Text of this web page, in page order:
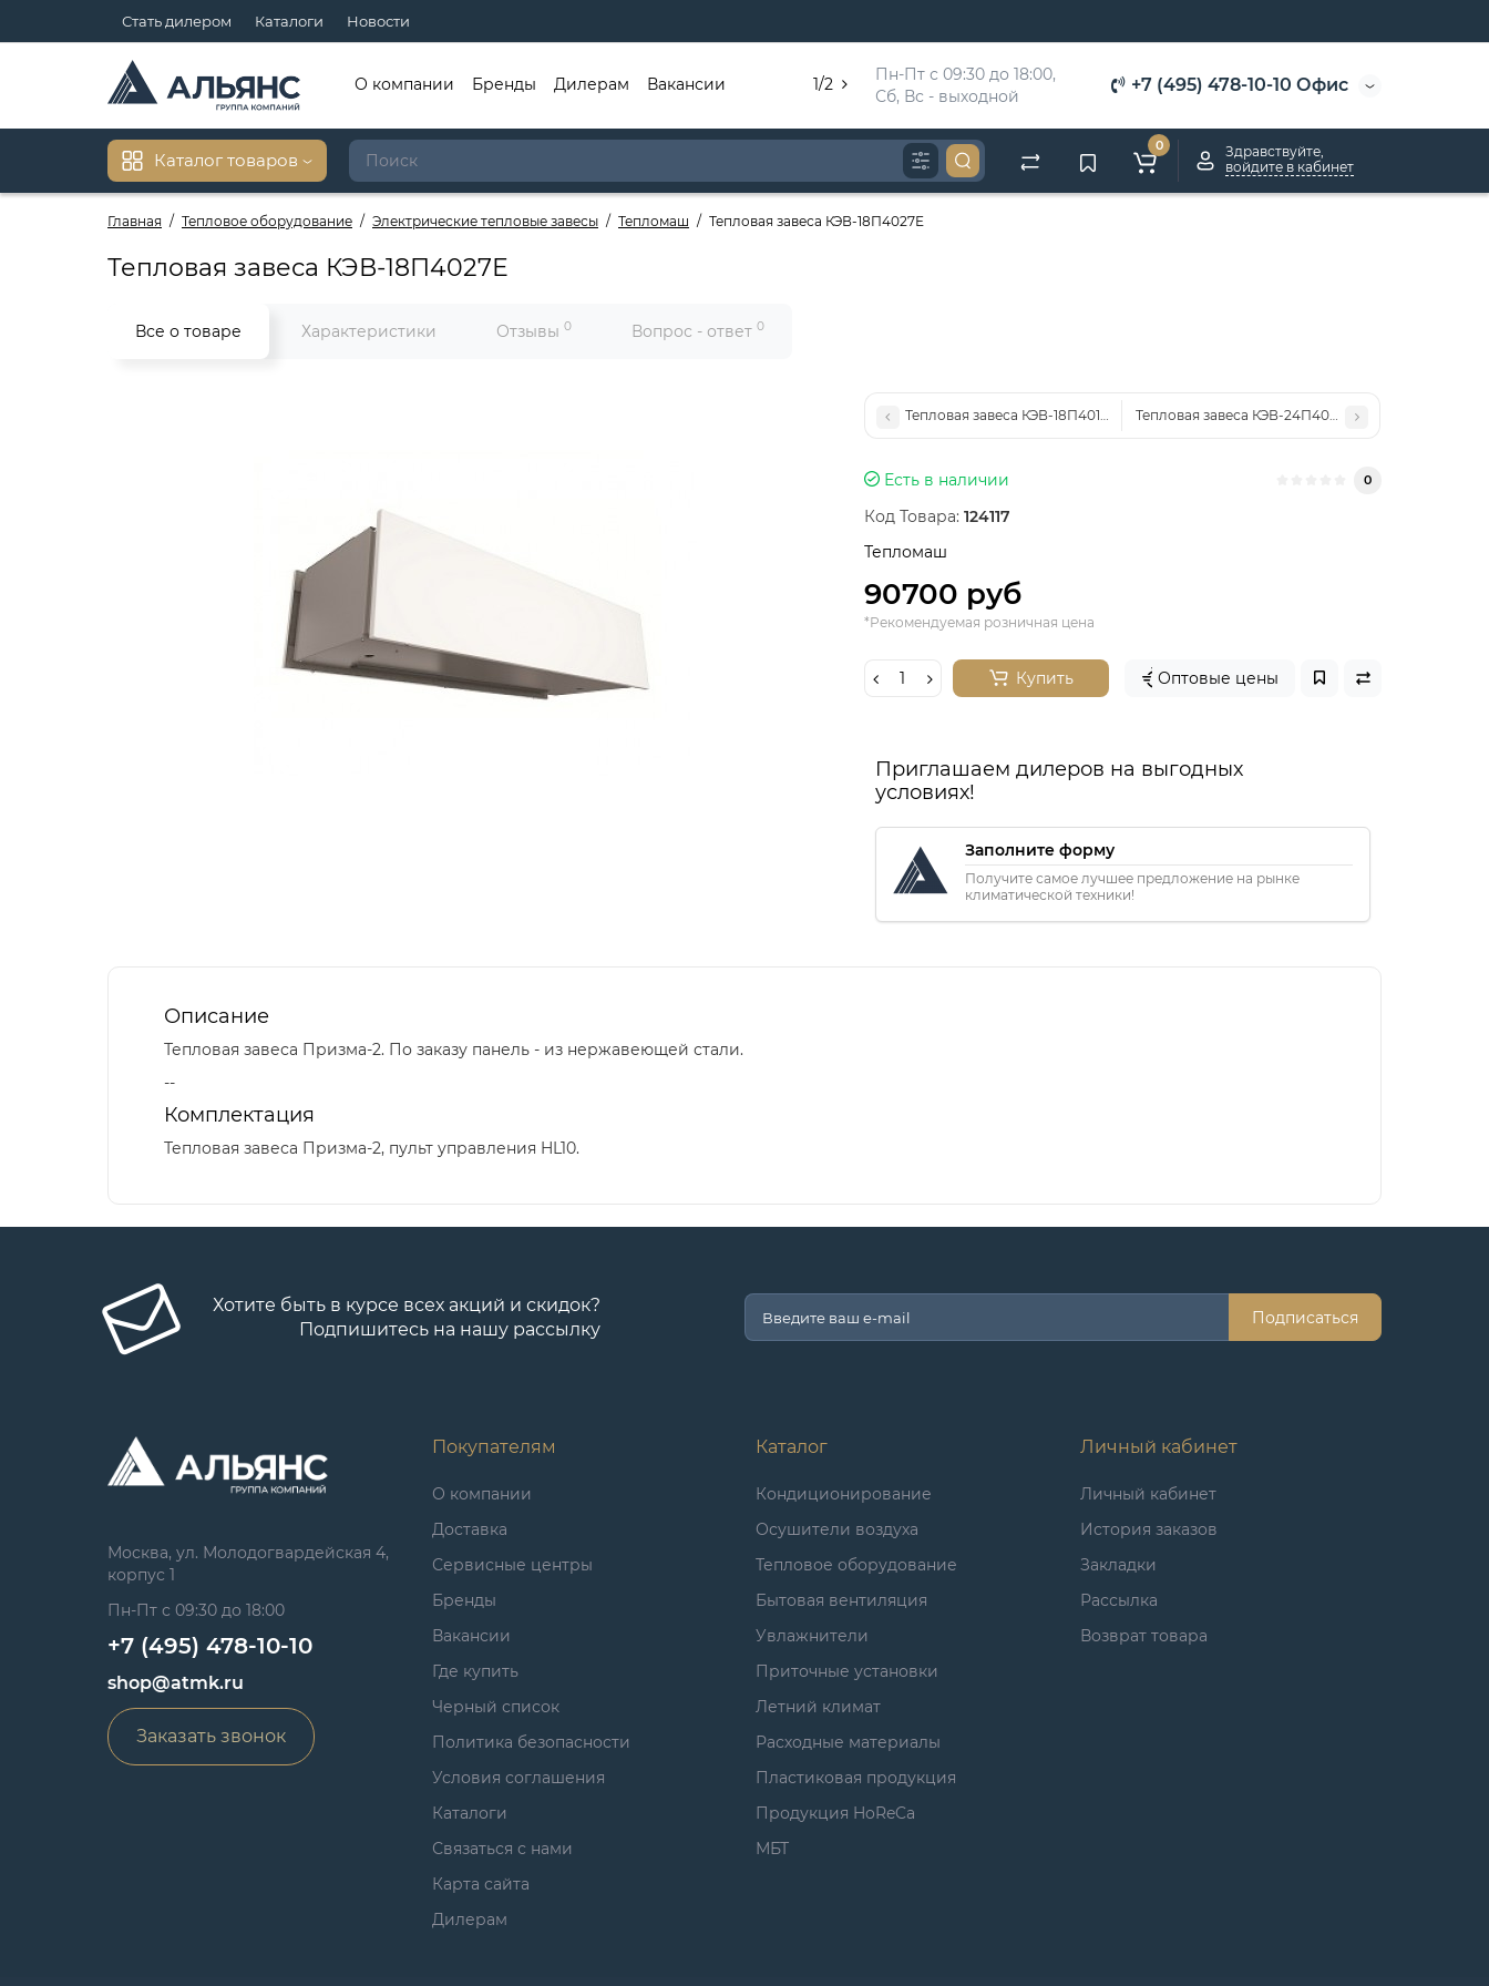
Стать дилером Каталоги Новости
Пн-Пт с 09:30 до 18:00,
Сб, Вс - выходной
+7 (495) 478-10-10 Офис
1/2
О компании Бренды Дилерам Вакансии
Каталог товаров
0
Здравствуйте,
войдите в кабинет
Главная Тепловое оборудование Электрические тепловые завесы Тепломаш Тепловая завеса КЭВ-18П4027Е
Тепловая завеса КЭВ-18П4027Е
Все о товаре Характеристики Отзывы 0 Вопрос - ответ 0
Тепловая завеса КЭВ-18П4017Е Тепловая завеса КЭВ-24П4026Е
Есть в наличии 0
Код Товара: 124117
Тепломаш
90700 руб
*Рекомендуемая розничная цена
Купить Оптовые цены
Приглашаем дилеров на выгодных
условиях!
Заполните форму
Получите самое лучшее предложение на рынке
климатической техники!
Описание
Тепловая завеса Призма-2. По заказу панель - из нержавеющей стали.
--
Комплектация
Тепловая завеса Призма-2, пульт управления HL10.
Хотите быть в курсе всех акций и скидок?
Подпишитесь на нашу рассылку
Подписаться
Москва, ул. Молодогвардейская 4,
корпус 1
Пн-Пт с 09:30 до 18:00
+7 (495) 478-10-10
shop@atmk.ru
Заказать звонок
Покупателям
О компании
Доставка
Сервисные центры
Бренды
Вакансии
Где купить
Черный список
Политика безопасности
Условия соглашения
Каталоги
Связаться с нами
Карта сайта
Дилерам
Каталог
Кондиционирование
Осушители воздуха
Тепловое оборудование
Бытовая вентиляция
Увлажнители
Приточные установки
Летний климат
Расходные материалы
Пластиковая продукция
Продукция HoReCa
МБТ
Личный кабинет
Личный кабинет
История заказов
Закладки
Рассылка
Возврат товара